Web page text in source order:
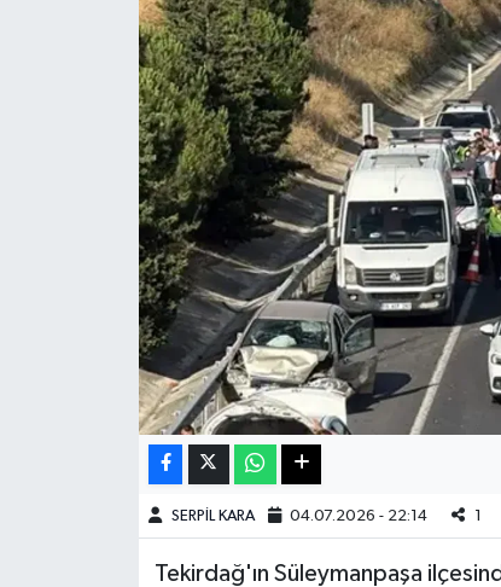
SERPİL KARA 04.07.2026 - 22:14 1
Tekirdağ'ın Süleymanpaşa
Haberde İnsan
Kültür Sanat
Magazin
Manşet Altı
Manşetler
Resmi İlan
SürManşet